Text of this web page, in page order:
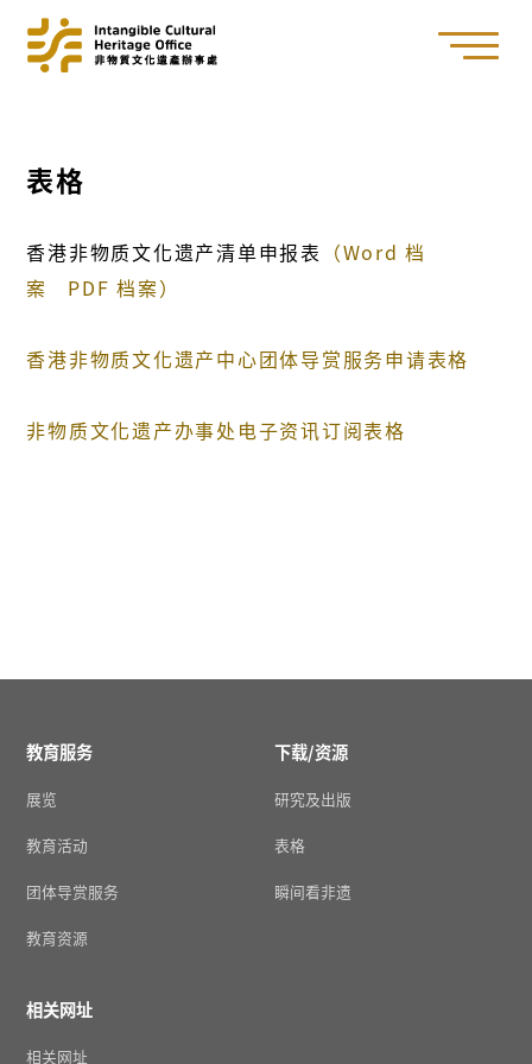
表格
香港非物质文化遗产清单申报表 （Word 档
案
PDF 档案）
香港非物质文化遗产中心团体导赏服务申请表格
非物质文化遗产办事处 电子资讯订阅表格
教育服务
展览
教育活动
团体导赏服务
教育资源
下载/资源
研究及出版
表格
瞬间看非遗
相关网址
相关网址